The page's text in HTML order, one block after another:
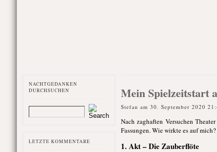
NACHTGEDANKEN
DURCHSUCHEN
LETZTE KOMMENTARE
Mein Spielzeitstart
Stefan am 30. September 2020
Nach zaghaften Versuchen
Fassungen. Wie wirkte es auf
1. Akt – Die Zauberflöte